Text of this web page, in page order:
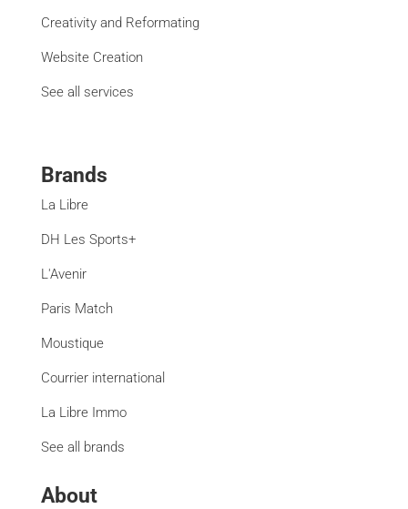
Creativity and Reformating
Website Creation
See all services
Brands
La Libre
DH Les Sports+
L'Avenir
Paris Match
Moustique
Courrier international
La Libre Immo
See all brands
About